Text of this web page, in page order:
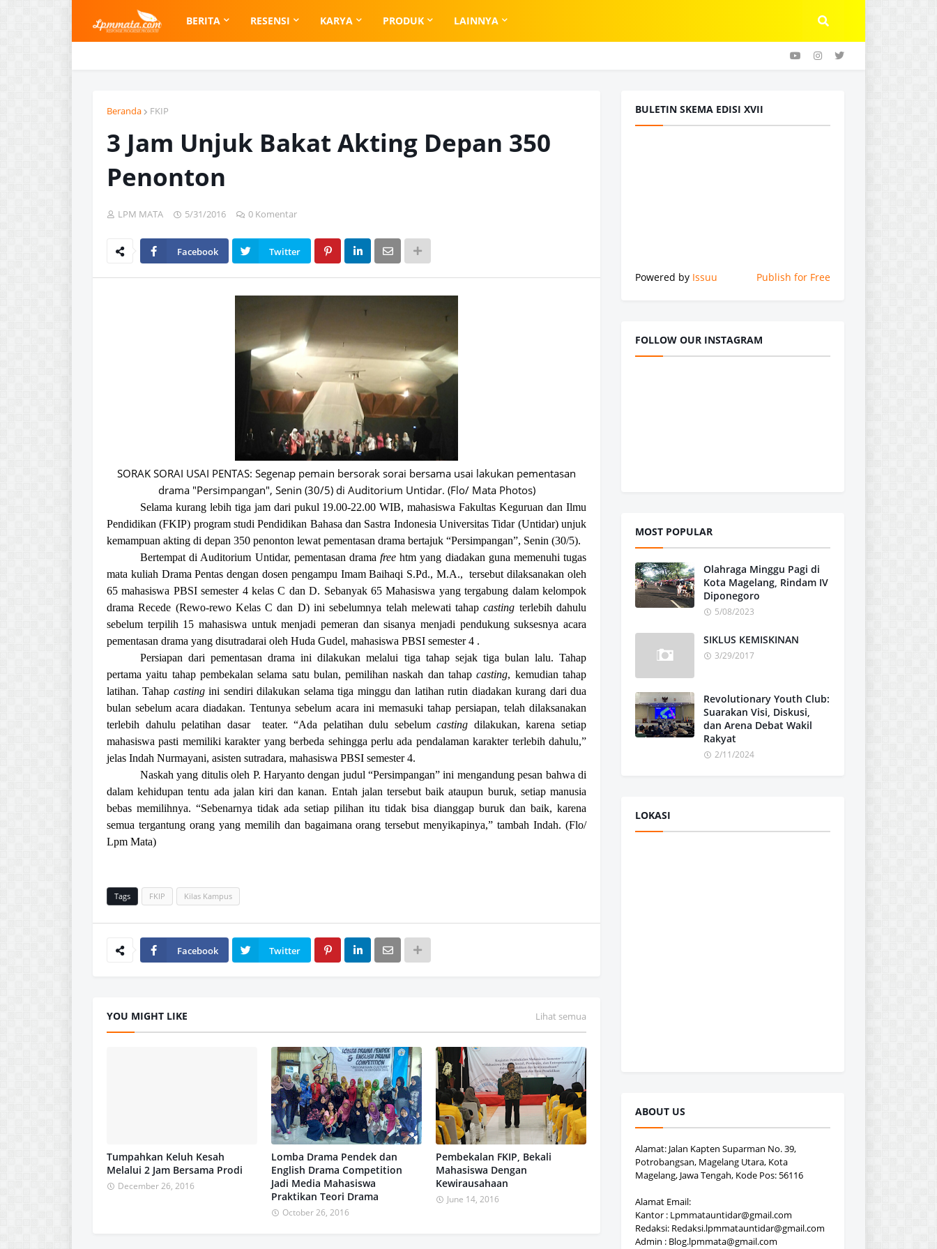
BERITA RESENSI KARYA PRODUK LAINNYA
Beranda FKIP
3 Jam Unjuk Bakat Akting Depan 350
Penonton
LPM MATA 5/31/2016 0 Komentar
Facebook Twitter
SORAK SORAI USAI PENTAS: Segenap pemain bersorak sorai bersama usai lakukan pementasan
drama "Persimpangan", Senin (30/5) di Auditorium Untidar. (Flo/ Mata Photos)
Selama kurang lebih tiga jam dari pukul 19.00-22.00 WIB, mahasiswa Fakultas Keguruan dan Ilmu
Pendidikan (FKIP) program studi Pendidikan Bahasa dan Sastra Indonesia Universitas Tidar (Untidar) unjuk
kemampuan akting di depan 350 penonton lewat pementasan drama bertajuk “Persimpangan”, Senin (30/5).
Bertempat di Auditorium Untidar, pementasan drama freehtm yang diadakan guna memenuhi tugas
mata kuliah Drama Pentas dengan dosen pengampu Imam Baihaqi S.Pd., M.A., tersebut dilaksanakan oleh
65 mahasiswa PBSI semester 4 kelas C dan D. Sebanyak 65 Mahasiswa yang tergabung dalam kelompok
drama Recede (Rewo-rewo Kelas C dan D) ini sebelumnya telah melewati tahapcasting terlebih dahulu
sebelum terpilih 15 mahasiswa untuk menjadi pemeran dan sisanya menjadi pendukung suksesnya acara
pementasan drama yang disutradarai oleh Huda Gudel, mahasiswa PBSI semester 4 .
Persiapan dari pementasan drama ini dilakukan melalui tiga tahap sejak tiga bulan lalu. Tahap
pertama yaitu tahap pembekalan selama satu bulan, pemilihan naskah dan tahapcasting, kemudian tahap
latihan. Tahap castingini sendiri dilakukan selama tiga minggu dan latihan rutin diadakan kurang dari dua
bulan sebelum acara diadakan. Tentunya sebelum acara ini memasuki tahap persiapan, telah dilaksanakan
terlebih dahulu pelatihan dasar teater. “Ada pelatihan dulu sebelumcasting dilakukan, karena setiap
mahasiswa pasti memiliki karakter yang berbeda sehingga perlu ada pendalaman karakter terlebih dahulu,”
jelas Indah Nurmayani, asisten sutradara, mahasiswa PBSI semester 4.
Naskah yang ditulis oleh P. Haryanto dengan judul “Persimpangan” ini mengandung pesan bahwa di
dalam kehidupan tentu ada jalan kiri dan kanan. Entah jalan tersebut baik ataupun buruk, setiap manusia
bebas memilihnya. “Sebenarnya tidak ada setiap pilihan itu tidak bisa dianggap buruk dan baik, karena
semua tergantung orang yang memilih dan bagaimana orang tersebut menyikapinya,” tambah Indah. (Flo/
Lpm Mata)
Tags FKIP Kilas Kampus
Facebook Twitter
YOU MIGHT LIKE Lihat semua
Tumpahkan Keluh Kesah
Melalui 2 Jam Bersama Prodi
December 26, 2016
Lomba Drama Pendek dan
English Drama Competition
Jadi Media Mahasiswa
Praktikan Teori Drama
October 26, 2016
Pembekalan FKIP, Bekali
Mahasiswa Dengan
Kewirausahaan
June 14, 2016
BULETIN SKEMA EDISI XVII
Powered by Issuu Publish for Free
FOLLOW OUR INSTAGRAM
MOST POPULAR
Olahraga Minggu Pagi di
Kota Magelang, Rindam IV
Diponegoro
5/08/2023
SIKLUS KEMISKINAN
3/29/2017
Revolutionary Youth Club:
Suarakan Visi, Diskusi,
dan Arena Debat Wakil
Rakyat
2/11/2024
LOKASI
ABOUT US
Alamat: Jalan Kapten Suparman No. 39,
Potrobangsan, Magelang Utara, Kota
Magelang, Jawa Tengah, Kode Pos: 56116
Alamat Email:
Kantor : Lpmmatauntidar@gmail.com
Redaksi: Redaksi.lpmmatauntidar@gmail.com
Admin : Blog.lpmmata@gmail.com